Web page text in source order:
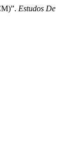
Estudos De